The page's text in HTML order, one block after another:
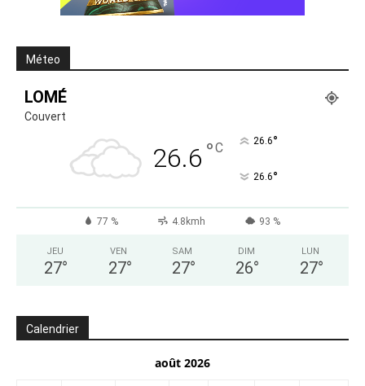
Méteo
LOMÉ
Couvert
26.6 °C 26.6°
26.6°
77 % 4.8kmh 93 %
JEU
27°
VEN
27°
SAM
27°
DIM
26°
LUN
27°
Calendrier
août 2026